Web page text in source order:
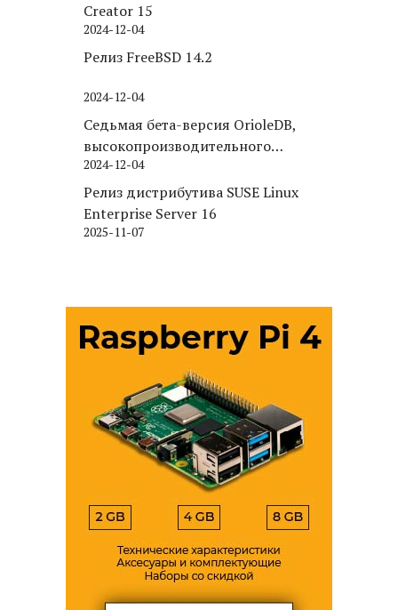
Creator 15
2024-12-04
Релиз FreeBSD 14.2
2024-12-04
Седьмая бета-версия OrioleDB,
высокопроизводительного
движка хранения для PostgreSQL
2024-12-04
Релиз дистрибутива SUSE Linux
Enterprise Server 16
2025-11-07